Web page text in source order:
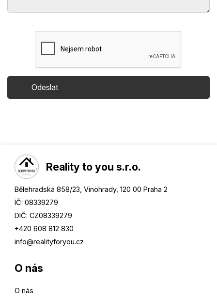
Reality to you s.r.o.
Bělehradská 858/23, Vinohrady, 120 00 Praha 2
IČ: 08339279
DIČ: CZ08339279
+420 608 812 830
info@realityforyou.cz
O nás
O nás